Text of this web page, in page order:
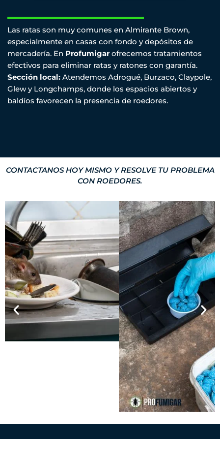
Las ratas son muy comunes en Almirante Brown,
especialmente en casas con fondo y depósitos de
mercadería. En Profumigar ofrecemos tratamientos
efectivos para eliminar ratas y ratones con garantía.
Sección local: Atendemos Adrogué, Burzaco, Claypole,
Glew y Longchamps, donde los espacios abiertos y
baldíos favorecen la presencia de roedores.
CONTACTANOS HOY MISMO Y RESOLVE TU PROBLEMA
CON ROEDORES.